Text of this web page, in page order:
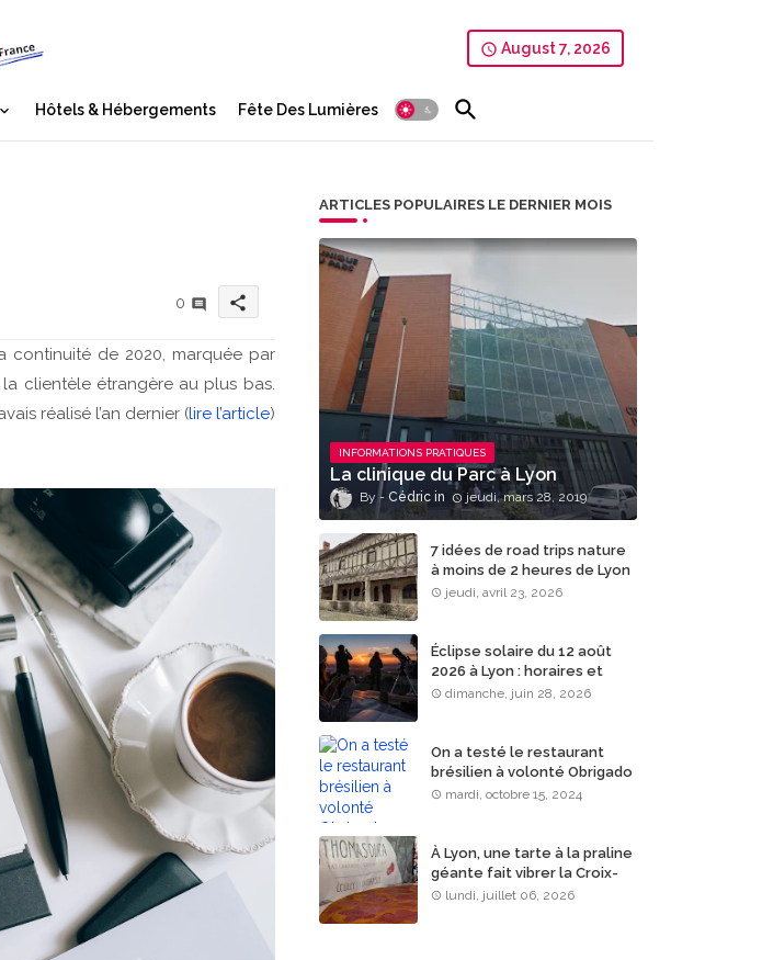
August 7, 2026
Hôtels & Hébergements Fête Des Lumières
0 share
continuité de 2020, marquée par
clientèle étrangère au plus bas.
réalisé l’an dernier (lire l’article)
ARTICLES POPULAIRES LE DERNIER MOIS
INFORMATIONS PRATIQUES
La clinique du Parc à Lyon
Cédric jeudi, mars 28, 2019
7 idées de road trips nature
à moins de 2 heures de Lyon
jeudi, avril 23, 2026
Éclipse solaire du 12 août
2026 à Lyon : horaires et
lieux d’observation
dimanche, juin 28, 2026
On a testé le restaurant
brésilien à volonté Obrigado
Rodizio à Lyon
mardi, octobre 15, 2024
À Lyon, une tarte à la praline
géante fait vibrer la Croix-
Rousse
lundi, juillet 06, 2026